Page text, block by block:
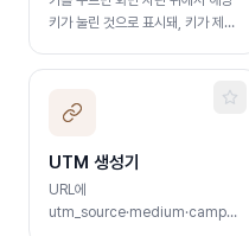
키가 눌린 것으로 표시돼, 키가 제대
event.key·code·keyCode 값
UTM 생성기
URL에
utm_source·medium·campaign